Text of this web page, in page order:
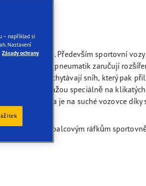
pneumatiky
vozy atd. Především sportovní
zimních pneumatik zaručují
běhounu zachytávají sníh, který pak
co dokážou speciálně na
Brzdná dráha je na suché vozovce díky
díky 19palcovým ráfkům
– například si
Nastavení
Zásady ochrany